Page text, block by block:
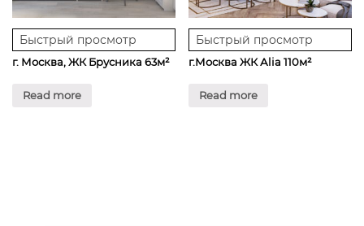
Быстрый просмотр
г. Москва, ЖК Брусника 63м²
Read more
Быстрый просмотр
г.Москва ЖК Аlia 110м²
Read more